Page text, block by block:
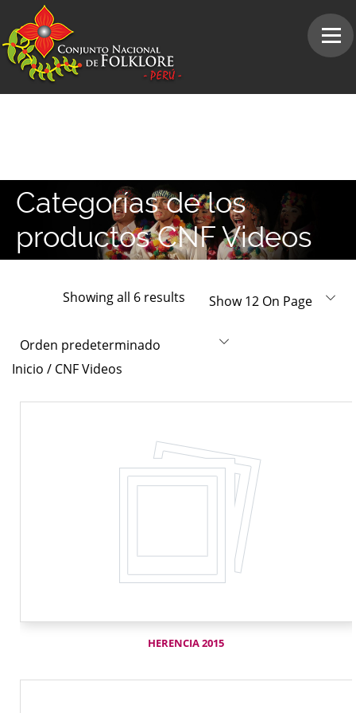
Categorías de los
productos CNF Videos
Showing all 6 results
Inicio / CNF Videos
HERENCIA 2015